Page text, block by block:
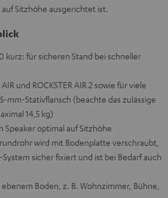
Sitzhöhe ausgerichtet ist.
kurz: für sicheren Stand bei schneller
und ROCKSTER AIR 2 sowie für viele
mm-Stativflansch (beachte das zulässige
14,5 kg)
Speaker optimal auf Sitzhöhe
wird mit Bodenplatte verschraubt,
sicher fixiert und ist bei Bedarf auch
Boden, z. B. Wohnzimmer, Bühne,